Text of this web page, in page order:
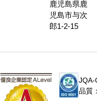
鹿児島県鹿
児島市与次
郎1-2-15
品質